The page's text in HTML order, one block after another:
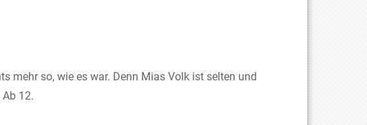
mehr so, wie es war. Denn Mias Volk ist selten und
12.